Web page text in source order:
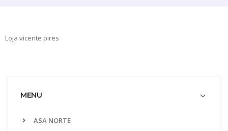
MENU
ASA NORTE
Loja vicente pires